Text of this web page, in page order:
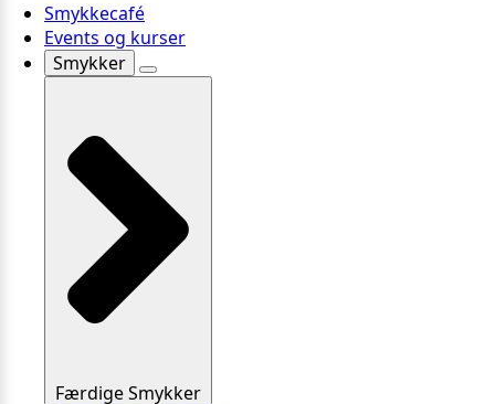
Smykkecafé
Events og kurser
Smykker
Færdige Smykker